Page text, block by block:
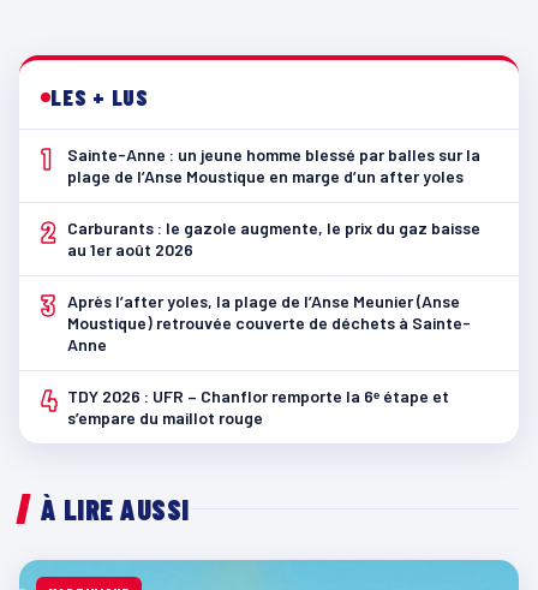
LES + LUS
1
Sainte-Anne : un jeune homme blessé par balles sur la
plage de l’Anse Moustique en marge d’un after yoles
2
Carburants : le gazole augmente, le prix du gaz baisse
au 1er août 2026
3 Après l’after yoles, la plage de l’Anse Meunier (Anse
Moustique) retrouvée couverte de déchets à Sainte-
Anne
4 TDY 2026 : UFR – Chanflor remporte la 6ᵉ étape et
s’empare du maillot rouge
À LIRE AUSSI